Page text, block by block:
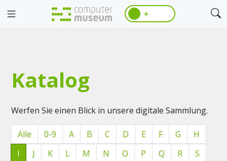
☀️
Katalog
Werfen Sie einen Blick in unsere digitale Sammlung.
Alle 0-9 A B C D E F G
H
I
J K L M N O P Q R
S